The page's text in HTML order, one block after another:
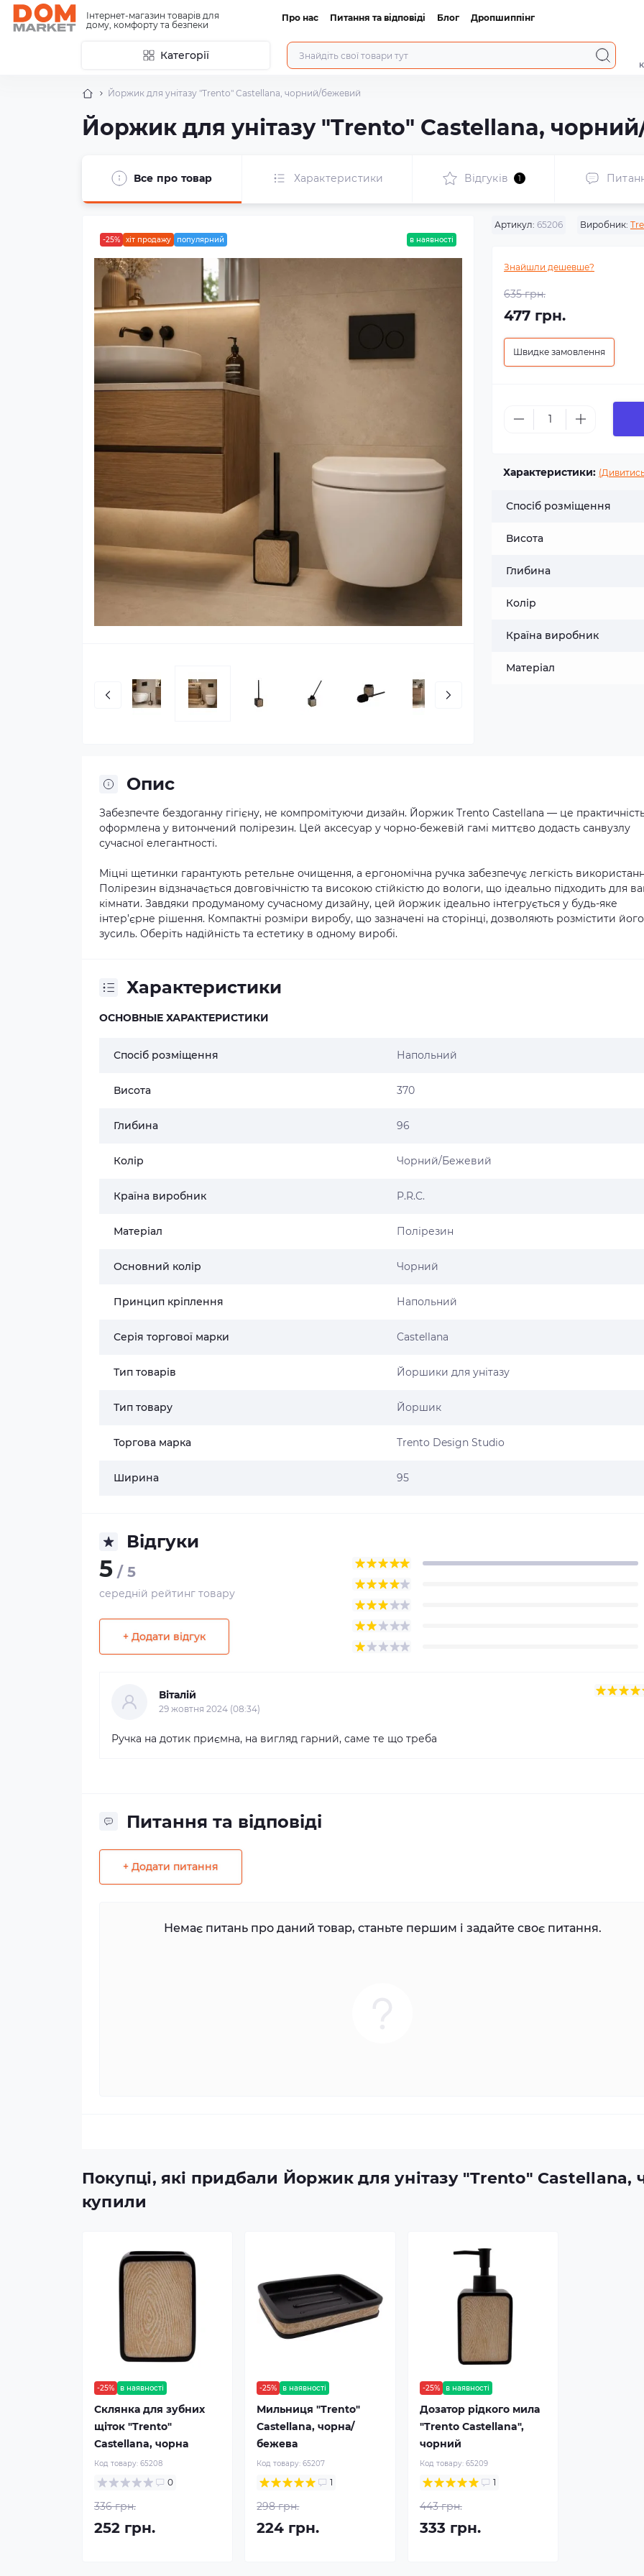
Інтернет-магазин товарів для
дому, комфорту та безпеки
Про нас Питання та відповіді Блог Дропшиппінг
Категорії
Йоржик для унітазу "Trento" Castellana, чорний/бежевий
Йоржик для унітазу "Trento" Castellana,
Все про товар Характеристики Відгуків 1
-25% хіт продажу популярний в наявності
Артикул: 65206 Виробник:
Знайшли дешевше?
635 грн.
477 грн.
Швидке замовлення
Характеристики:
Спосіб розміщення
Висота
Глибина
Колір
Країна виробник
Матеріал
Опис
Забезпечте бездоганну гігієну, не компромітуючи дизайн. Йоржик Trento Castellana — це
оформлена у витончений полірезин. Цей аксесуар у чорно-бежевій гамі миттєво додасть санвузлу
сучасної елегантності.
Міцні щетинки гарантують ретельне очищення, а ергономічна ручка забезпечує легкість
Полірезин відзначається довговічністю та високою стійкістю до вологи, що ідеально підходить для
кімнати. Завдяки продуманому сучасному дизайну, цей йоржик ідеально інтегрується у будь-яке
інтер’єрне рішення. Компактні розміри виробу, що зазначені на сторінці, дозволяють розмістити
зусиль. Оберіть надійність та естетику в одному виробі.
Характеристики
ОСНОВНЫЕ ХАРАКТЕРИСТИКИ
Спосіб розміщення Напольний
Висота 370
Глибина 96
Колір Чорний/Бежевий
Країна виробник P.R.C.
Матеріал Полірезин
Основний колір Чорний
Принцип кріплення Напольний
Серія торгової марки Castellana
Тип товарів Йоршики для унітазу
Тип товару Йоршик
Торгова марка Trento Design Studio
Ширина 95
Відгуки
5 / 5
середній рейтинг товару
+ Додати відгук
Віталій
29 жовтня 2024 (08:34)
Ручка на дотик приємна, на вигляд гарний, саме те що треба
Питання та відповіді
+ Додати питання
Немає питань про даний товар, станьте першим і задайте своє питання.
Покупці, які придбали Йоржик для унітазу "Trento"
купили
-25% в наявності
Склянка для зубних
щіток "Trento"
Castellana, чорна
Код товару: 65208
0
336 грн.
252 грн.
-25% в наявності
Мильниця "Trento"
Castellana, чорна/
бежева
Код товару:65207
1
298 грн.
224 грн.
-25% в наявності
Дозатор рідкого мила
"Trento Castellana",
чорний
Код товару: 65209
1
443 грн.
333 грн.